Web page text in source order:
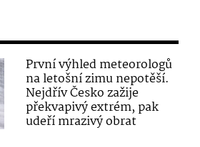
První výhled meteorologů
na letošní zimu nepotěší.
Nejdřív Česko zažije
překvapivý extrém, pak
udeří mrazivý obrat